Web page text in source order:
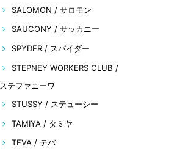
SALOMON / サロモン
SAUCONY / サッカニー
SPYDER / スパイダー
STEPNEY WORKERS CLUB /
ステファニーワ
STUSSY / ステューシー
TAMIYA / タミヤ
TEVA / テバ